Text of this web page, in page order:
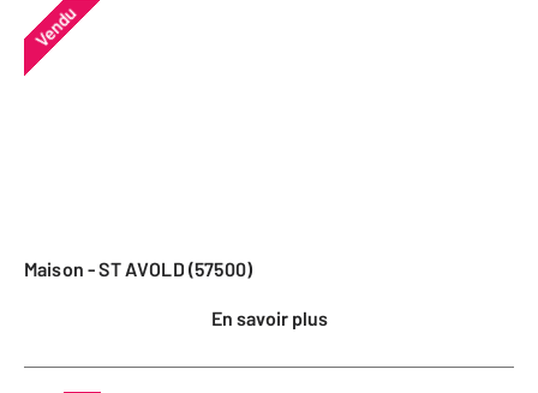
Vendu
Maison - ST AVOLD (57500)
En savoir plus